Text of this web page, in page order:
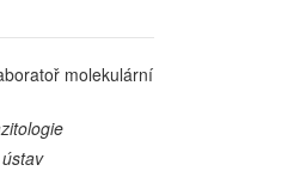
molekulární